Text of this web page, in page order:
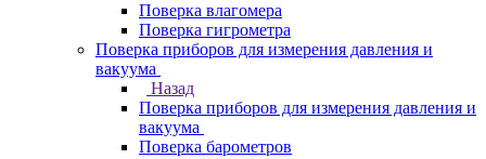
Поверка влагомера
Поверка гигрометра
Поверка приборов для измерения давления и
вакуума
Назад
Поверка приборов для измерения давления и
вакуума
Поверка барометров